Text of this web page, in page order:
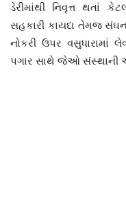
ડેરીમાંથી નિવૃત્ત થતાં
સહકારી કાયદા તેમજ
નોકરી ઉપર વસુધારામાં
પગાર સાથે જેઓ સંસ્થાની